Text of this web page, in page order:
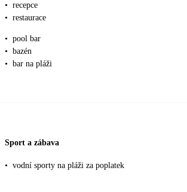
• recepce
• restaurace
• pool bar
• bazén
• bar na pláži
Sport a zábava
• vodní sporty na pláži za poplatek